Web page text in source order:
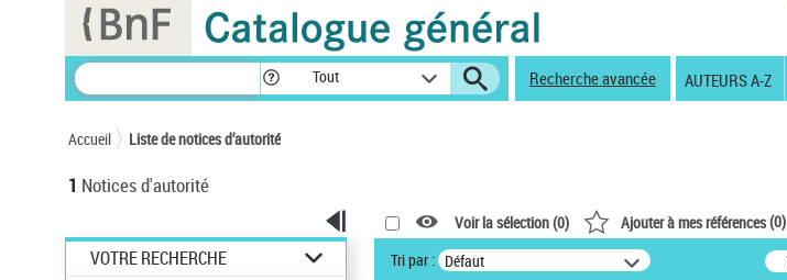
Tout Recherche avancée AUTEURS A-Z
Accueil Liste de notices d’autorité
1 Notices d'autorité
VOTRE RECHERCHE
Voir la sélection (0) Ajouter à mes références(0)
Tri par : Défaut
Panneau de gestion des cookies